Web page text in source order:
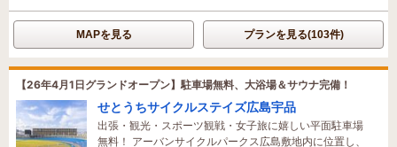
MAPを見る プランを見る(103件)
【26年4月1日グランドオープン】駐車場無料、大浴場＆サウナ完備！
せとうちサイクルステイズ広島宇品
出張・観光・スポーツ観戦・女子旅に嬉しい平面駐車場
無料！ アーバンサイクルパークス広島敷地内に位置し、